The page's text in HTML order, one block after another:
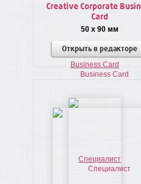
Creative Corporate
Card
50 x 90 мм
Открыть в редакторе